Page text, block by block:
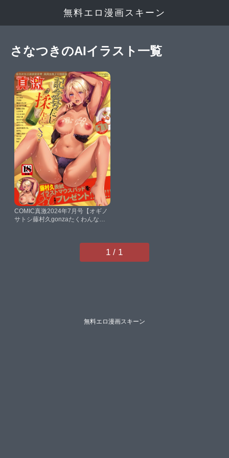
無料エロ漫画スキーン
さなつきのAIイラスト一覧
COMIC真激2024年7月号【オギノ
サトシ藤村久gonzaたくわんなん
辺コウイチ紅端よどむをすしあお
やまきいろ。空蜂ミドロrunaアガ1 / 1
無料エロ漫画スキーン